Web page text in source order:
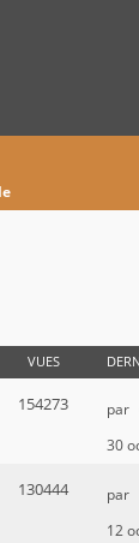
VUES
154273 par
30
130444 par
12